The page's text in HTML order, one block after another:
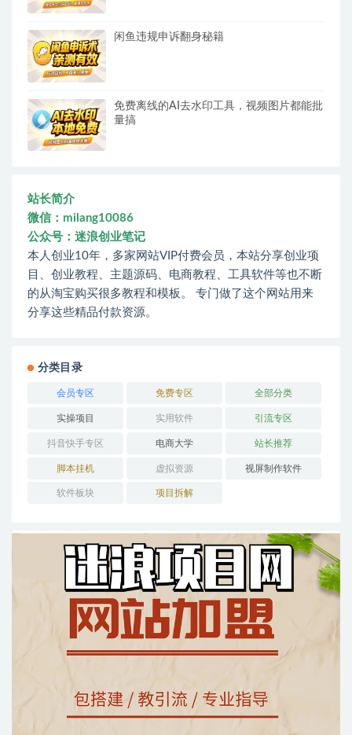
闲鱼违规申诉翻身秘籍
免费离线的AI去水印工具，视频图片都能批
量搞
站长简介
微信：milang10086
公众号：迷浪创业笔记
本人创业10年，多家网站VIP付费会员，本站分享创业项
目、创业教程、主题源码、电商教程、工具软件等也不断
的从淘宝购买很多教程和模板。 专门做了这个网站用来
分享这些精品付款资源。
分类目录
会员专区 免费专区 全部分类
实操项目 实用软件 引流专区
抖音快手专区 电商大学 站长推荐
脚本挂机 虚拟资源 视屏制作软件
软件板块 项目拆解